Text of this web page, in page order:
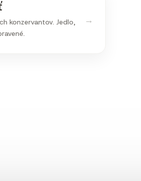
→
konzervantov. Jedlo,